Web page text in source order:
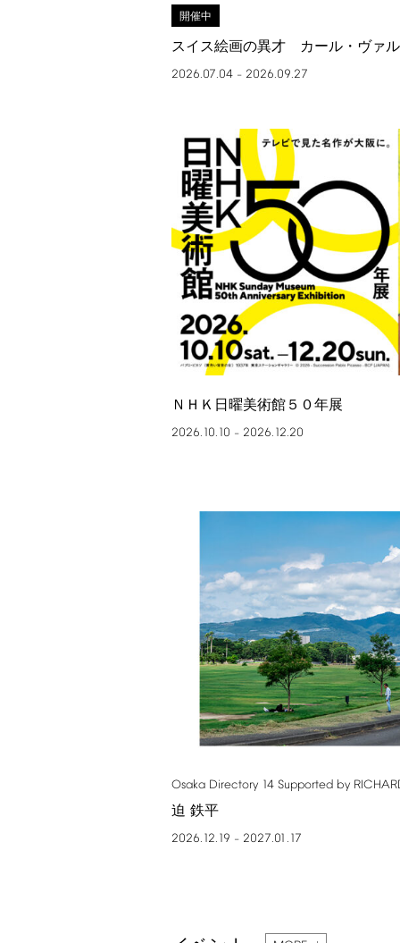
開催中
スイス絵画の異才 カール・ヴァ
2026.07.04 – 2026.09.27
ＮＨＫ日曜美術館５０年展
2026.10.10 – 2026.12.20
Osaka Directory 14 Supported by
迫 鉄平
2026.12.19 – 2027.01.17